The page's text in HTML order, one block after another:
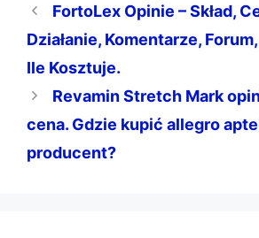
FortoLex Opinie – Skład,
Działanie, Komentarze,
Ile Kosztuje.
Revamin Stretch Mark
cena. Gdzie kupić allegro
producent?